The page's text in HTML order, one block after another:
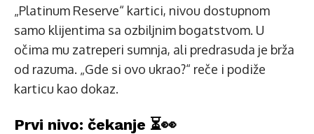
„Platinum Reserve“ kartici, nivou dostupnom
samo klijentima sa ozbiljnim bogatstvom. U
očima mu zatreperi sumnja, ali predrasuda je brža
od razuma. „Gde si ovo ukrao?“ reče i podiže
karticu kao dokaz.
Prvi nivo: čekanje ⏳👀